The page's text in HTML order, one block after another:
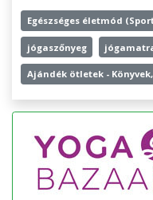
Egészséges életmód
jógaszőnyeg
Ajándék ötletek -